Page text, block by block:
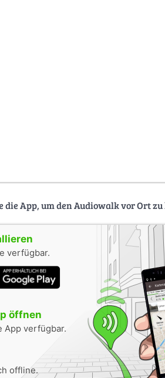
die App, um den Audiowalk vor Ort
verfügbar.
öffnen
App verfügbar.
offline.